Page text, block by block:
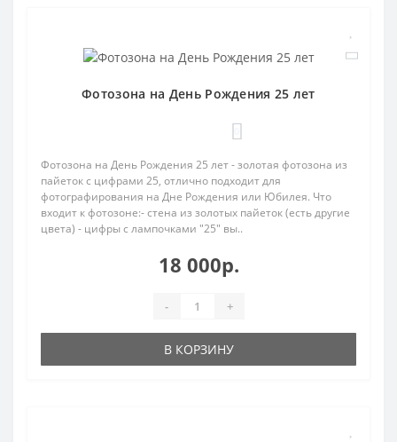
Фотозона на День Рождения 25 лет
Фотозона на День Рождения 25 лет - золотая фотозона из
пайеток с цифрами 25, отлично подходит для
фотографирования на Дне Рождения или Юбилея. Что
входит к фотозоне:- стена из золотых пайеток (есть другие
цвета) - цифры с лампочками "25" вы..
18 000р.
- +
В КОРЗИНУ